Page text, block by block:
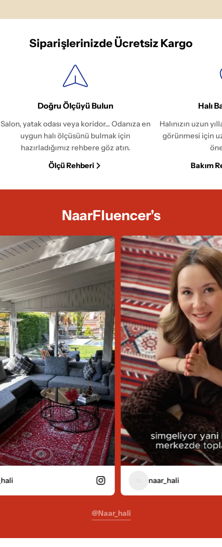
Siparişlerinizde Ücretsiz Kargo
Doğru Ölçüyü Bulun
Salon, yatak odası veya koridor... Odanıza en
uygun halı ölçüsünü bulmak için
hazırladığımız rehbere göz atın.
Ölçü Rehberi
Halı
Halınızın uzun
görünmesi için
Bakım
NaarFluencer's
naar_hali
@naar_hali